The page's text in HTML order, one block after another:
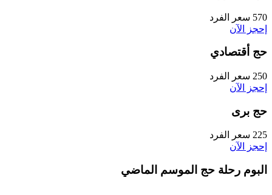
570 سعر الفرد
إحجز الآن
حج أقتصادي
250 سعر الفرد
إحجز الآن
حج برى
225 سعر الفرد
إحجز الآن
البوم رحلة حج الموسم الماضي